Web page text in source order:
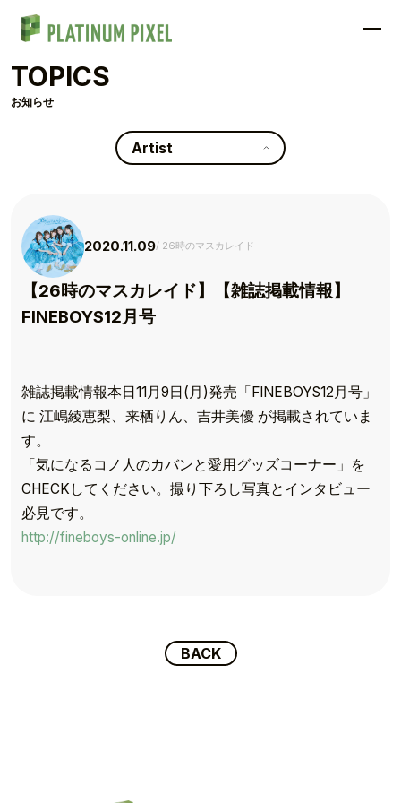
TOP
TOPICS
SCHEDULE
TOPICS
お知らせ
Artist
2020.11.09 26時のマスカレイド
【26時のマスカレイド】【雑誌掲載情報】
FINEBOYS12月号
雑誌掲載情報本日11月9日(月)発売「FINEBOYS12月号」
に 江嶋綾恵梨、来栖りん、吉井美優 が掲載されていま
す。
「気になるコノ人のカバンと愛用グッズコーナー」を
CHECKしてください。撮り下ろし写真とインタビュー
必見です。
http://fineboys-online.jp/
BACK